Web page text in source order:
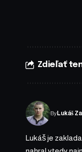
Zdieľať
ByLukáš
Lukáš je